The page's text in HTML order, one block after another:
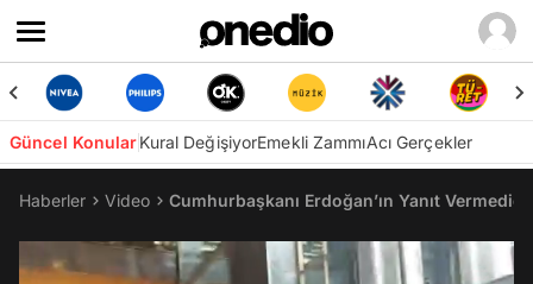
Güncel KonularKural DeğişiyorEmekli ZammıAcı Gerçekler
Haberler Video Cumhurbaşkanı Erdoğan’ın Yanıt